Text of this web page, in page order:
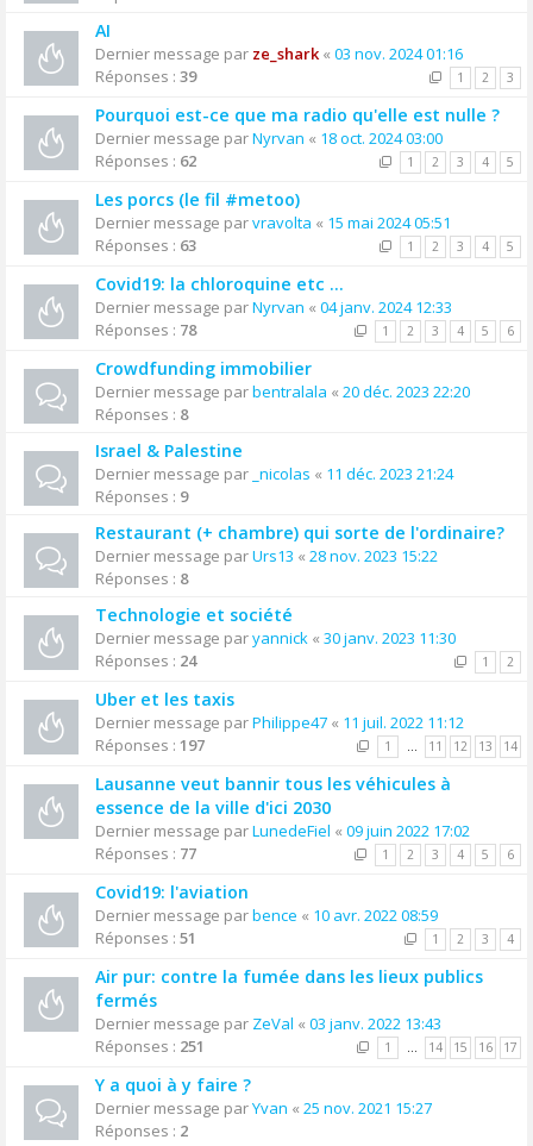
AI
Dernier message par ze_shark« 03 nov. 2024 01:16
Réponses : 39 1 2 3
Pourquoi est-ce que ma radio qu'elle est nulle ?
Dernier message parNyrvan « 18 oct. 2024 03:00
Réponses : 62 1 2 3 4 5
Les porcs (le fil #metoo)
Dernier message parvravolta « 15 mai 2024 05:51
Réponses : 63 1 2 3 4 5
Covid19: la chloroquine etc ...
Dernier message parNyrvan « 04 janv. 2024 12:33
Réponses : 78 1 2 3 4 5 6
Crowdfunding immobilier
Dernier message parbentralala « 20 déc. 2023 22:20
Réponses : 8
Israel & Palestine
Dernier message par _nicolas « 11 déc. 2023 21:24
Réponses : 9
Restaurant (+ chambre) qui sorte de l'ordinaire?
Dernier message parUrs13 « 28 nov. 2023 15:22
Réponses : 8
Technologie et société
Dernier message paryannick « 30 janv. 2023 11:30
Réponses : 24 1 2
Uber et les taxis
Dernier message parPhilippe47 « 11 juil. 2022 11:12
Réponses : 197 1 … 11 12 13 14
Lausanne veut bannir tous les véhicules à
essence de la ville d'ici 2030
Dernier message parLunedeFiel « 09 juin 2022 17:02
Réponses : 77 1 2 3 4 5 6
Covid19: l'aviation
Dernier message parbence « 10 avr. 2022 08:59
Réponses : 51 1 2 3 4
Air pur: contre la fumée dans les lieux publics
fermés
Dernier message par ZeVal « 03 janv. 2022 13:43
Réponses : 251 1 … 14 15 16 17
Y a quoi à y faire ?
Dernier message parYvan « 25 nov. 2021 15:27
Réponses : 2